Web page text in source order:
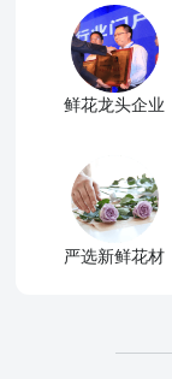
鲜花龙头企业
严选新鲜花材